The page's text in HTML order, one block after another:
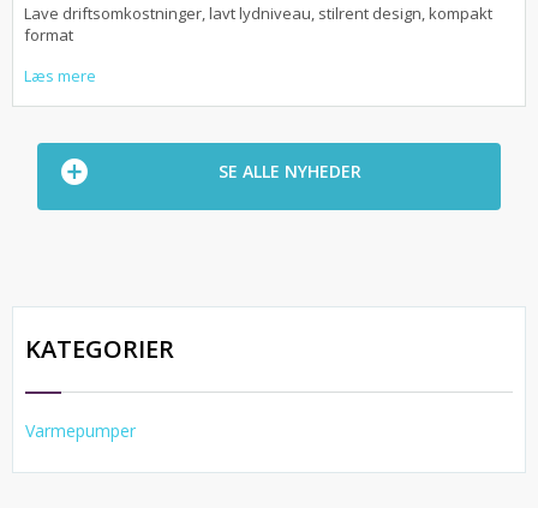
Lave driftsomkostninger, lavt lydniveau, stilrent design, kompakt
format
Læs mere
SE ALLE NYHEDER
KATEGORIER
Varmepumper